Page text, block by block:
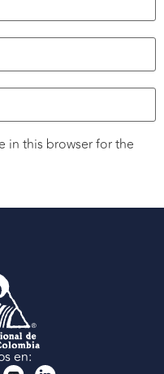
in this browser for the
en: